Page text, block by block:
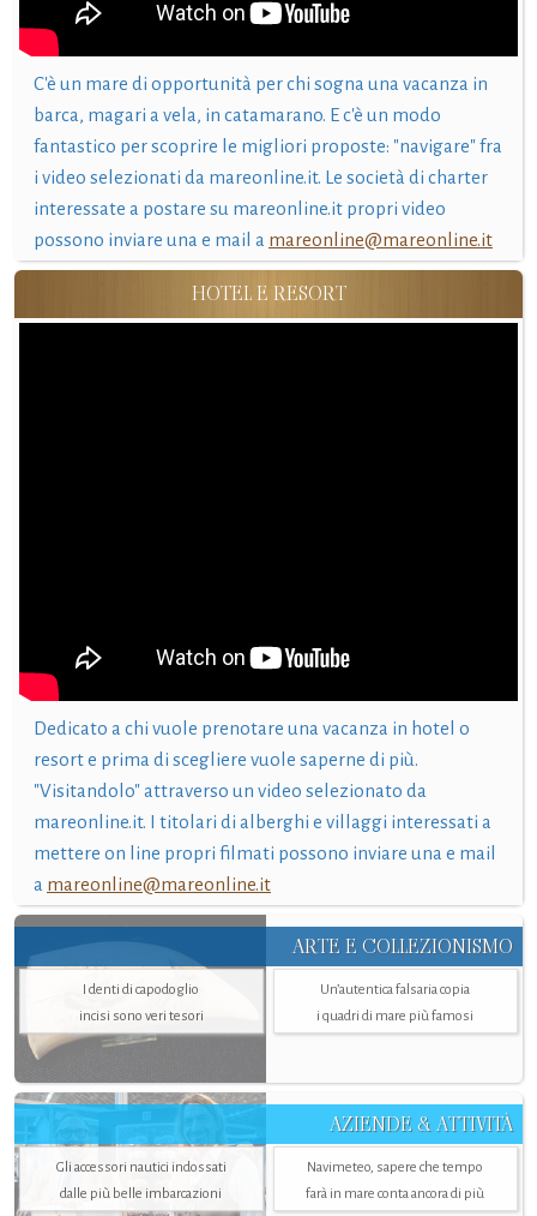
C'è un mare di opportunità per chi sogna una vacanza in
barca, magari a vela, in catamarano. E c'è un modo
fantastico per scoprire le migliori proposte: "navigare" fra
i video selezionati da mareonline.it. Le società di charter
interessate a postare su mareonline.it propri video
possono inviare una e mail a mareonline@mareonline.it
HOTEL E RESORT
Dedicato a chi vuole prenotare una vacanza in hotel o
resort e prima di scegliere vuole saperne di più.
"Visitandolo" attraverso un video selezionato da
mareonline.it. I titolari di alberghi e villaggi interessati a
mettere on line propri filmati possono inviare una e mail
a mareonline@mareonline.it
ARTE E COLLEZIONISMO
I denti di capodoglio
incisi sono veri tesori
Un’autentica falsaria copia
i quadri di mare più famosi
AZIENDE & ATTIVITÀ
Gli accessori nautici indossati
dalle più belle imbarcazioni
Navimeteo, sapere che tempo
farà in mare conta ancora di più